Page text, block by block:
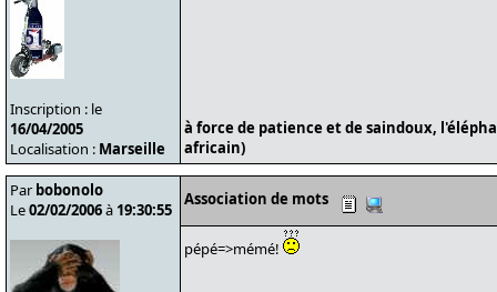
Inscription : le
16/04/2005
Localisation : Marseille
à force de patience et de saindoux,
africain)
Par bobonolo
Le02/02/2006à 19:30:55
Association de mots
pépé=>mémé!